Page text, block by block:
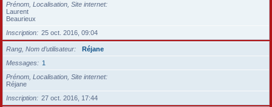
Prénom, Localisation, Site internet
Laurent
Beaurieux
Inscription
25 oct. 2016, 09:04
Rang, Nom d’utilisateur
Réjane
Messages
1
Prénom, Localisation, Site internet
Réjane
Inscription
27 oct. 2016, 17:44